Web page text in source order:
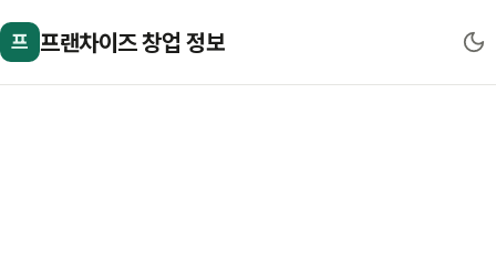
프 프랜차이즈 창업 정보